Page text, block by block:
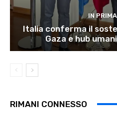
IN
Italia conferma il
Gaza e hub
RIMANI CONNESSO